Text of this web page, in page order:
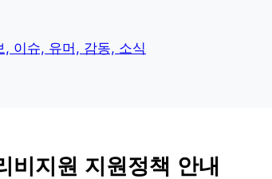
비지원 지원정책 안내